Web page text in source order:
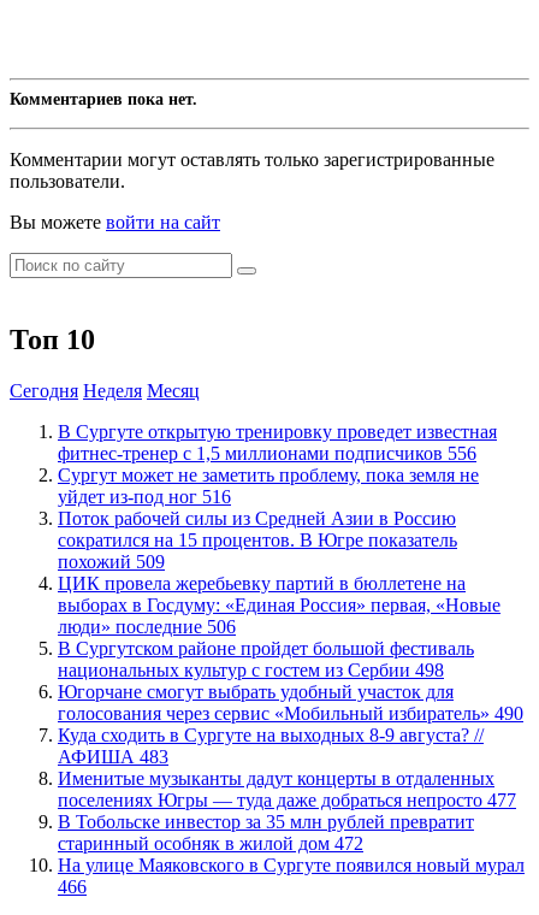
Комментариев пока нет.
Комментарии могут оставлять только зарегистрированные
пользователи.
Вы можете войти на сайт
Топ 10
Сегодня Неделя Месяц
В Сургуте открытую тренировку проведет известная
фитнес-тренер с 1,5 миллионами подписчиков 556
Сургут может не заметить проблему, пока земля не
уйдет из-под ног 516
Поток рабочей силы из Средней Азии в Россию
сократился на 15 процентов. В Югре показатель
похожий 509
ЦИК провела жеребьевку партий в бюллетене на
выборах в Госдуму: «Единая Россия» первая, «Новые
люди» последние 506
В Сургутском районе пройдет большой фестиваль
национальных культур с гостем из Сербии 498
Югорчане смогут выбрать удобный участок для
голосования через сервис «Мобильный избиратель» 490
​Куда сходить в Сургуте на выходных 8-9 августа? //
АФИША 483
Именитые музыканты дадут концерты в отдаленных
поселениях Югры — туда даже добраться непросто 477
В Тобольске инвестор за 35 млн рублей превратит
старинный особняк в жилой дом 472
​На улице Маяковского в Сургуте появился новый мурал
466